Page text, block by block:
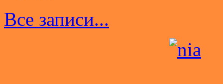
Все записи...